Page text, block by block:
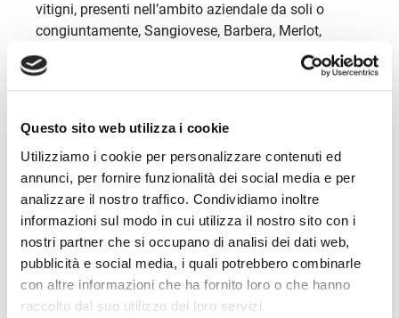
Questo sito web utilizza i cookie
Utilizziamo i cookie per personalizzare contenuti ed
annunci, per fornire funzionalità dei social media e per
analizzare il nostro traffico. Condividiamo inoltre
informazioni sul modo in cui utilizza il nostro sito con i
nostri partner che si occupano di analisi dei dati web,
pubblicità e social media, i quali potrebbero combinarle
con altre informazioni che ha fornito loro o che hanno
raccolto dal suo utilizzo dei loro servizi.
vitigni, presenti nell’ambito aziendale da soli o
congiuntamente, Sangiovese, Barbera, Merlot,
Montepulciano dal 50% al 40%. Produzione max.
per ettaro: 90 q.li.
Il Rosso dei Colli di Romagna Centrale è di color
rosso rubino intenso. Il suo odore è caratteristico e il
sapore asciutto, di corpo, talvolta leggermente
tannico.
Titolo alcolometrico volumico totale minimo: 12%
(12,5% nella tipologia Riserva).
Temperatura di degustazione: 18 °C.